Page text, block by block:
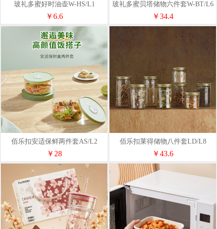
玻礼多蜜好时油壶W-HS/L1
￥6.6
玻礼多蜜贝塔储物六件套W-BT/L6
￥34.4
佰乐扣安适保鲜两件套AS/L2
￥28
佰乐扣莱得储物八件套LD/L8
￥43.6